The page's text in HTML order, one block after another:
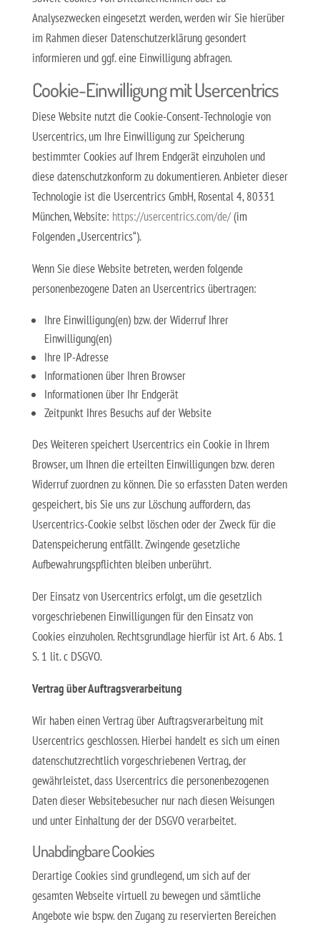
Analysezwecken eingesetzt werden, werden wir Sie hierüber
im Rahmen dieser Datenschutzerklärung gesondert
informieren und ggf. eine Einwilligung abfragen.
Cookie-Einwilligung mit Usercentrics
Diese Website nutzt die Cookie-Consent-Technologie von
Usercentrics, um Ihre Einwilligung zur Speicherung
bestimmter Cookies auf Ihrem Endgerät einzuholen und
diese datenschutzkonform zu dokumentieren. Anbieter dieser
Technologie ist die Usercentrics GmbH, Rosental 4, 80331
München, Website: https://usercentrics.com/de/(im
Folgenden „Usercentrics“).
Wenn Sie diese Website betreten, werden folgende
personenbezogene Daten an Usercentrics übertragen:
Ihre Einwilligung(en) bzw. der Widerruf Ihrer
Einwilligung(en)
Ihre IP-Adresse
Informationen über Ihren Browser
Informationen über Ihr Endgerät
Zeitpunkt Ihres Besuchs auf der Website
Des Weiteren speichert Usercentrics ein Cookie in Ihrem
Browser, um Ihnen die erteilten Einwilligungen bzw. deren
Widerruf zuordnen zu können. Die so erfassten Daten werden
gespeichert, bis Sie uns zur Löschung auffordern, das
Usercentrics-Cookie selbst löschen oder der Zweck für die
Datenspeicherung entfällt. Zwingende gesetzliche
Aufbewahrungspflichten bleiben unberührt.
Der Einsatz von Usercentrics erfolgt, um die gesetzlich
vorgeschriebenen Einwilligungen für den Einsatz von
Cookies einzuholen. Rechtsgrundlage hierfür ist Art. 6 Abs. 1
S. 1 lit. c DSGVO.
Vertrag über Auftragsverarbeitung
Wir haben einen Vertrag über Auftragsverarbeitung mit
Usercentrics geschlossen. Hierbei handelt es sich um einen
datenschutzrechtlich vorgeschriebenen Vertrag, der
gewährleistet, dass Usercentrics die personenbezogenen
Daten dieser Websitebesucher nur nach diesen Weisungen
und unter Einhaltung der der DSGVO verarbeitet.
Unabdingbare Cookies
Derartige Cookies sind grundlegend, um sich auf der
gesamten Webseite virtuell zu bewegen und sämtliche
Angebote wie bspw. den Zugang zu reservierten Bereichen